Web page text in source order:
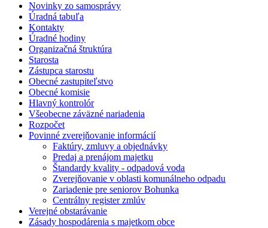
Novinky zo samosprávy
Úradná tabuľa
Kontakty
Úradné hodiny
Organizačná štruktúra
Starosta
Zástupca starostu
Obecné zastupiteľstvo
Obecné komisie
Hlavný kontrolór
Všeobecne záväzné nariadenia
Rozpočet
Povinné zverejňovanie informácií
Faktúry, zmluvy a objednávky
Predaj a prenájom majetku
Štandardy kvality - odpadová voda
Zverejňovanie v oblasti komunálneho odpadu
Zariadenie pre seniorov Bohunka
Centrálny register zmlúv
Verejné obstarávanie
Zásady hospodárenia s majetkom obce